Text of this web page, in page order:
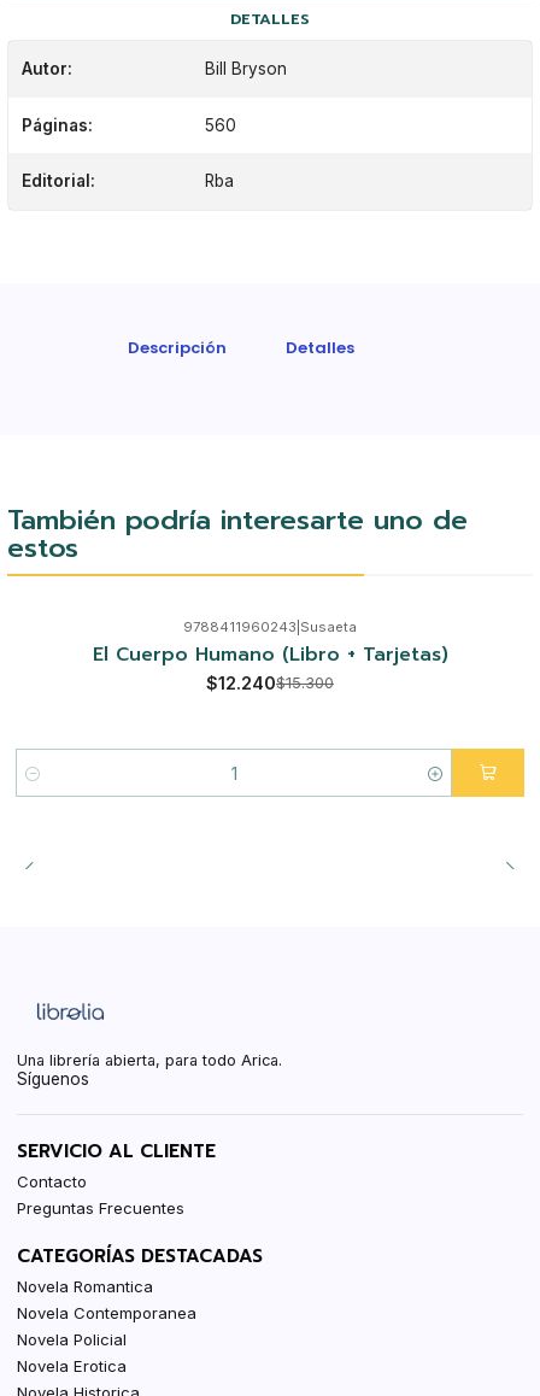
DETALLES
Autor: Bill Bryson
Páginas: 560
Editorial: Rba
Descripción Detalles
También podría interesarte uno de
estos
9788411960243 Susaeta
El Cuerpo Humano (Libro + Tarjetas)
$12.240$15.300
Cantidad
Una librería abierta, para todo Arica.
Síguenos
SERVICIO AL CLIENTE
Contacto
Preguntas Frecuentes
CATEGORÍAS DESTACADAS
Novela Romantica
Novela Contemporanea
Novela Policial
Novela Erotica
Novela Historica